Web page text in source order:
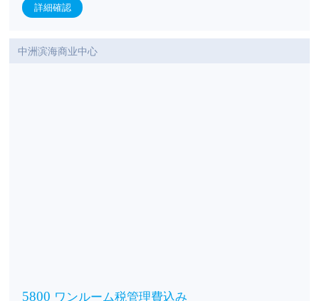
詳細確認
中洲滨海商业中心
5800 ワンルーム税管理費込み